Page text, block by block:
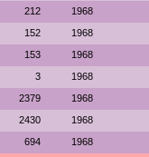
212 1968
152 1968
153 1968
3 1968
2379 1968
2430 1968
694 1968